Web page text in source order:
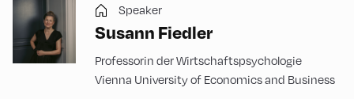
Speaker
Susann Fiedler
Professorin der Wirtschaftspsychologie
Vienna University of Economics and Business